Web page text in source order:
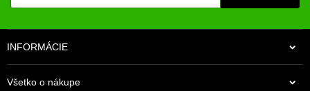
INFORMÁCIE
Všetko o nákupe